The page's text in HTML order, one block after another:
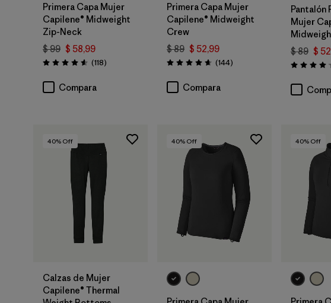
Primera Capa Mujer
Capilene® Midweight
Zip-Neck
$ 99 $ 58,99
Valoración: 4.6 / 5
(118Comentarios
)
Compara
Primera Capa Mujer
Capilene® Midweight
Crew
$ 89 $ 52,99
Valoración: 4.6 / 5
(144Comentarios
)
Compara
Pantalón
Mujer
$ 89 $
40% Off
Calzas de Mujer
Capilene® Thermal
40% Off 40% Off